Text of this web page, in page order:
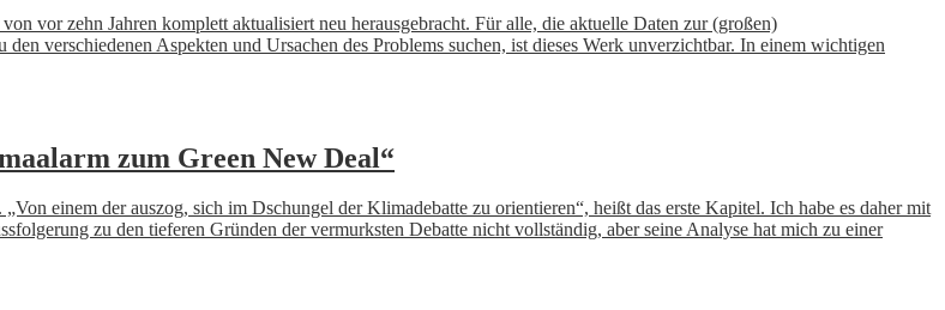
vor zehn Jahren komplett aktualisiert neu herausgebracht. Für alle, die aktuelle Daten zur (großen)
verschiedenen Aspekten und Ursachen des Problems suchen, ist dieses Werk unverzichtbar. In einem wichtigen
zum Green New Deal“
einem der auszog, sich im Dschungel der Klimadebatte zu orientieren“, heißt das erste Kapitel. Ich habe es daher mit
zu den tieferen Gründen der vermurksten Debatte nicht vollständig, aber seine Analyse hat mich zu einer